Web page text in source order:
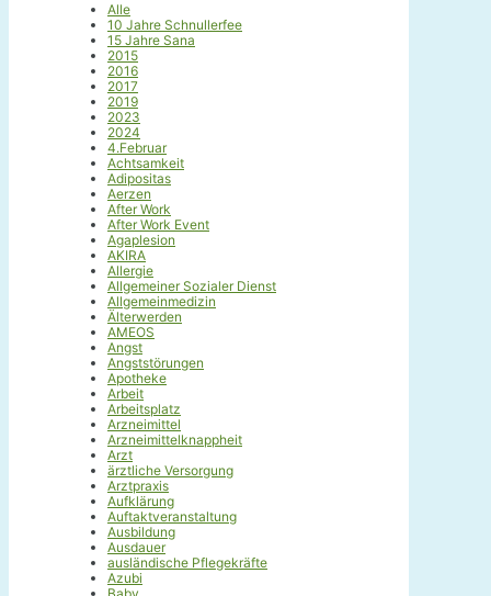
Alle
10 Jahre Schnullerfee
15 Jahre Sana
2015
2016
2017
2019
2023
2024
4.Februar
Achtsamkeit
Adipositas
Aerzen
After Work
After Work Event
Agaplesion
AKIRA
Allergie
Allgemeiner Sozialer Dienst
Allgemeinmedizin
Älterwerden
AMEOS
Angst
Angststörungen
Apotheke
Arbeit
Arbeitsplatz
Arzneimittel
Arzneimittelknappheit
Arzt
ärztliche Versorgung
Arztpraxis
Aufklärung
Auftaktveranstaltung
Ausbildung
Ausdauer
ausländische Pflegekräfte
Azubi